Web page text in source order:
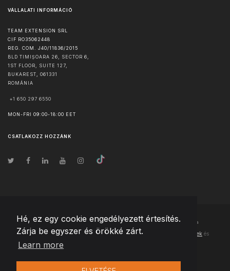
Hé, ez egy cookie engedélyezett értesítés.
Zárja be egyszer és örökké zárt.
Learn more
VÁLLALATI INFORMÁCIÓ
TEAM EXTENSION SRL
CIF RO35062448
REG. COM. J40/11836/2015
BLD TIMIȘOARA 26, SECTOR 6,
1ST FLOOR, SUITE 127,
BUKAREST
061331
ROMÁNIA
+1 650 297 6550
MON-FRI 09:00-18:00 EET
CSATLAKOZZ HOZZÁNK
© Szerzői jog2026 Team Extension Hungary- Minden jog fenntartva
Changelog ● Ezen webhely használatával elfogadja Használati feltételek és